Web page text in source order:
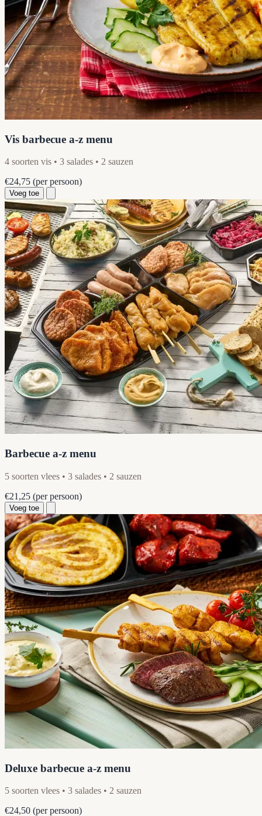
Vis barbecue a-z menu
4 soorten vis • 3 salades • 2 sauzen
€24,75 (per persoon)
Voeg toe
Barbecue a-z menu
5 soorten vlees • 3 salades • 2 sauzen
€21,25 (per persoon)
Voeg toe
Deluxe barbecue a-z menu
5 soorten vlees • 3 salades • 2 sauzen
€24,50 (per persoon)